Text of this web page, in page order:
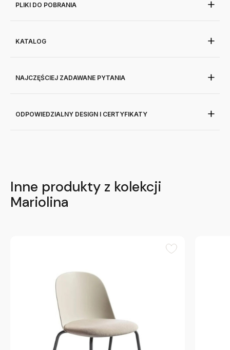
PLIKI DO POBRANIA
KATALOG
NAJCZĘŚCIEJ ZADAWANE PYTANIA
ODPOWIEDZIALNY DESIGN I CERTYFIKATY
Inne produkty z kolekcji
Mariolina